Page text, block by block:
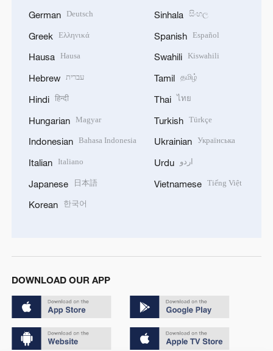
German Deutsch
Greek Ελληνικά
Hausa Hausa
Hebrew עברית
Hindi हिन्दी
Hungarian Magyar
Indonesian Bahasa Indonesia
Italian Italiano
Japanese 日本語
Korean 한국어
Sinhala සිංහල
Spanish Español
Swahili Kiswahili
Tamil தமிழ்
Thai ไทย
Turkish Türkçe
Ukrainian Українська
Urdu اردو
Vietnamese Tiếng Việt
DOWNLOAD OUR APP